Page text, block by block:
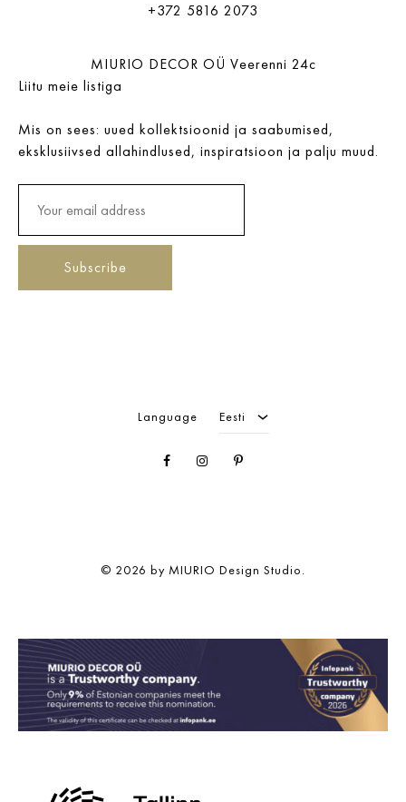
+372 5816 2073
MIURIO DECOR OÜ Veerenni 24c
Liitu meie listiga
Mis on sees: uued kollektsioonid ja saabumised,
eksklusiivsed allahindlused, inspiratsioon ja palju muud.
FacebookInstagramPinterest
Language Eesti
© 2026 by MIURIO Design Studio.